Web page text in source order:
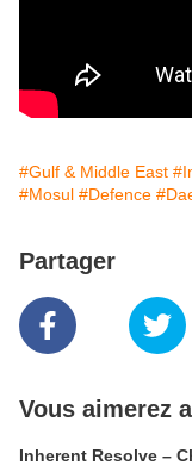
#Gulf & Middle East
#Mosul #Defence
Partager
Vous aimerez
Inherent Resolve –